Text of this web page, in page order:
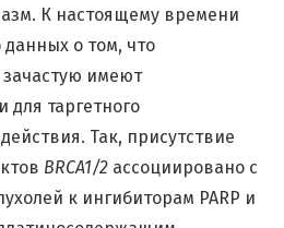
К настоящему времени
о том, что
имеют
таргетного
Так, присутствие
BRCA1/2 ассоциировано с
к ингибиторам PARP и